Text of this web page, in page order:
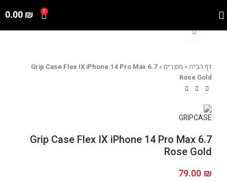
0
0.00₪
Click to enlarge
דף הבית» מוצרים»
Grip Case Flex IX iPhone 14 Pro Max 6.7
Rose Gold
Grip Case Flex IX iPhone 14 Pro Max 6.7
Rose Gold
79.00 ₪